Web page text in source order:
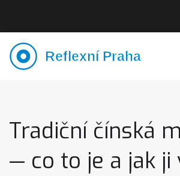
VÝMĚNA VODY
Tradiční čínská
— co to je a jak ji